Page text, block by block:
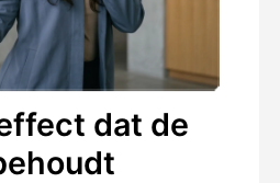
dat de